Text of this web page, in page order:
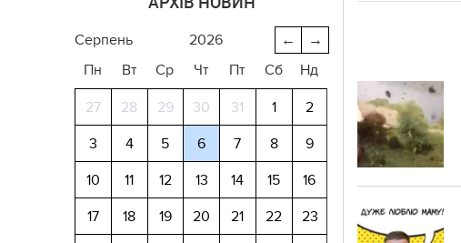
→
←
серпень
2026
Пн
Вт Ср Чт Пт Сб Нд
27 28 29 30 31 1
2
3
4 5 6 7 8
9
10
11 12 13 14 15
16
17
18 19 20 21 22
23